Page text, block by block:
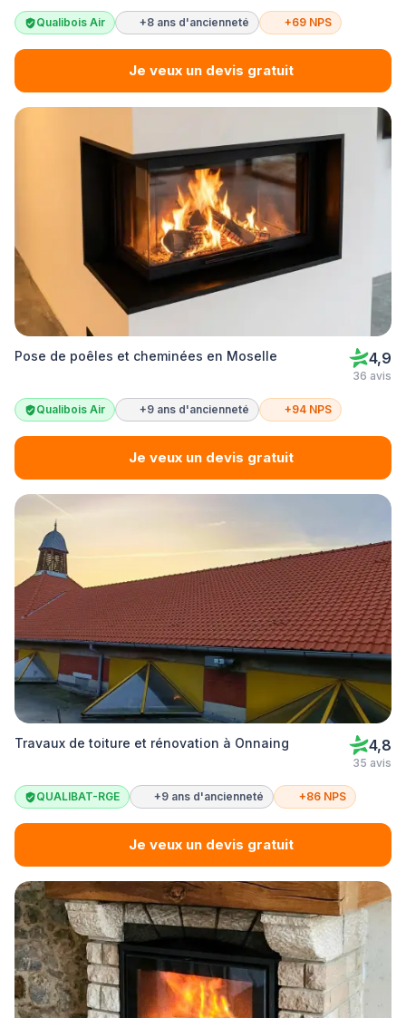
Qualibois Air +8 ans d'ancienneté +69 NPS
Je veux un devis gratuit
Pose de poêles et cheminées en Moselle 4,9
36 avis
Qualibois Air +9 ans d'ancienneté +94 NPS
Je veux un devis gratuit
Travaux de toiture et rénovation à Onnaing 4,8
35 avis
QUALIBAT-RGE +9 ans d'ancienneté +86 NPS
Je veux un devis gratuit